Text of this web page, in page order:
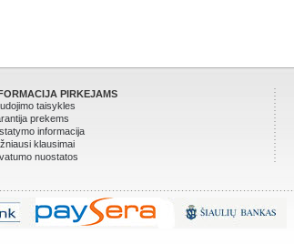
PIRKEJAMS
taisykles
prekems
informacija
klausimai
nuostatos